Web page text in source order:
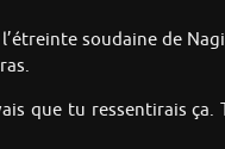
soudaine de
que tu ressentirais